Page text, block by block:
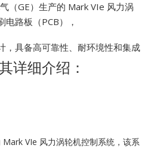
（GE）生产的 Mark VIe 风力涡
路板（PCB），
，具备高可靠性、耐环境性和集成
详细介绍：
Mark VIe 风力涡轮机控制系统，该系